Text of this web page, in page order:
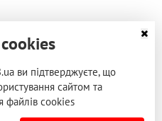
ви підтверджуєте, що
сайтом та
файлів cookies